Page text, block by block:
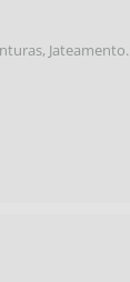
Jateamento.